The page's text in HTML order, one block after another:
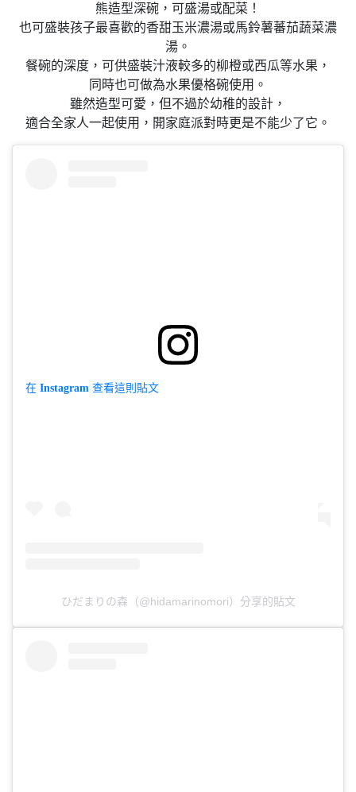
熊造型深碗，可盛湯或配菜！
也可盛裝孩子最喜歡的香甜玉米濃湯或馬鈴薯蕃茄蔬菜濃
湯。
餐碗的深度，可供盛裝汁液較多的柳橙或西瓜等水果，
同時也可做為水果優格碗使用。
雖然造型可愛，但不過於幼稚的設計，
適合全家人一起使用，開家庭派對時更是不能少了它。
在 Instagram 查看這則貼文
ひだまりの森（@hidamarinomori）分享的貼文